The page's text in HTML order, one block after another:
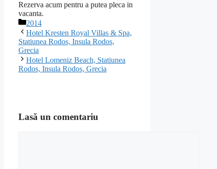
Rezerva acum pentru a putea pleca in
vacanta.
Categorii
2014
Hotel Kresten Royal Villas & Spa,
Statiunea Rodos, Insula Rodos,
Grecia
Hotel Lomeniz Beach, Statiunea
Rodos, Insula Rodos, Grecia
Lasă un comentariu